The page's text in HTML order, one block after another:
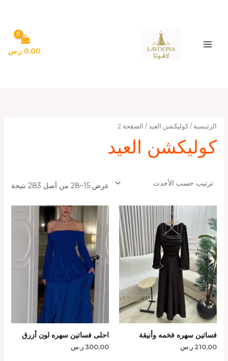
0,00 ر.س
الرئيسية / كوليكشن العيد / الصفحة 2
كوليكشن العيد
عرض 15–28 من أصل 283 نتيجة
فساتين سهره فخمه وأنيقة
210,00 ر.س
احلى فساتين سهره لون أزرق
300,00 ر.س